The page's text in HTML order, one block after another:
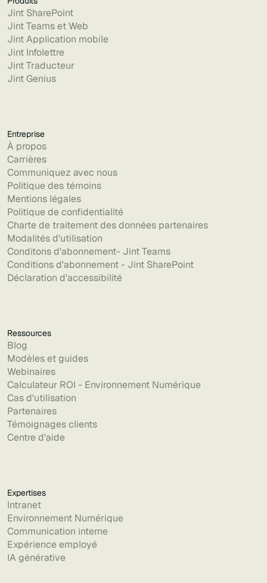
Jint SharePoint
Jint Teams et Web
Jint Application mobile
Jint Infolettre
Jint Traducteur
Jint Genius
Entreprise
À propos
Carrières
Communiquez avec nous
Politique des témoins
Mentions légales
Politique de confidentialité
Charte de traitement des données partenaires
Modalités d'utilisation
Conditons d'abonnement- Jint Teams
Conditions d'abonnement - Jint SharePoint
Déclaration d'accessibilité
Ressources
Blog
Modèles et guides
Webinaires
Calculateur ROI - Environnement Numérique
Cas d'utilisation
Partenaires
Témoignages clients
Centre d'aide
Expertises
Intranet
Environnement Numérique
Communication interne
Expérience employé
IA générative